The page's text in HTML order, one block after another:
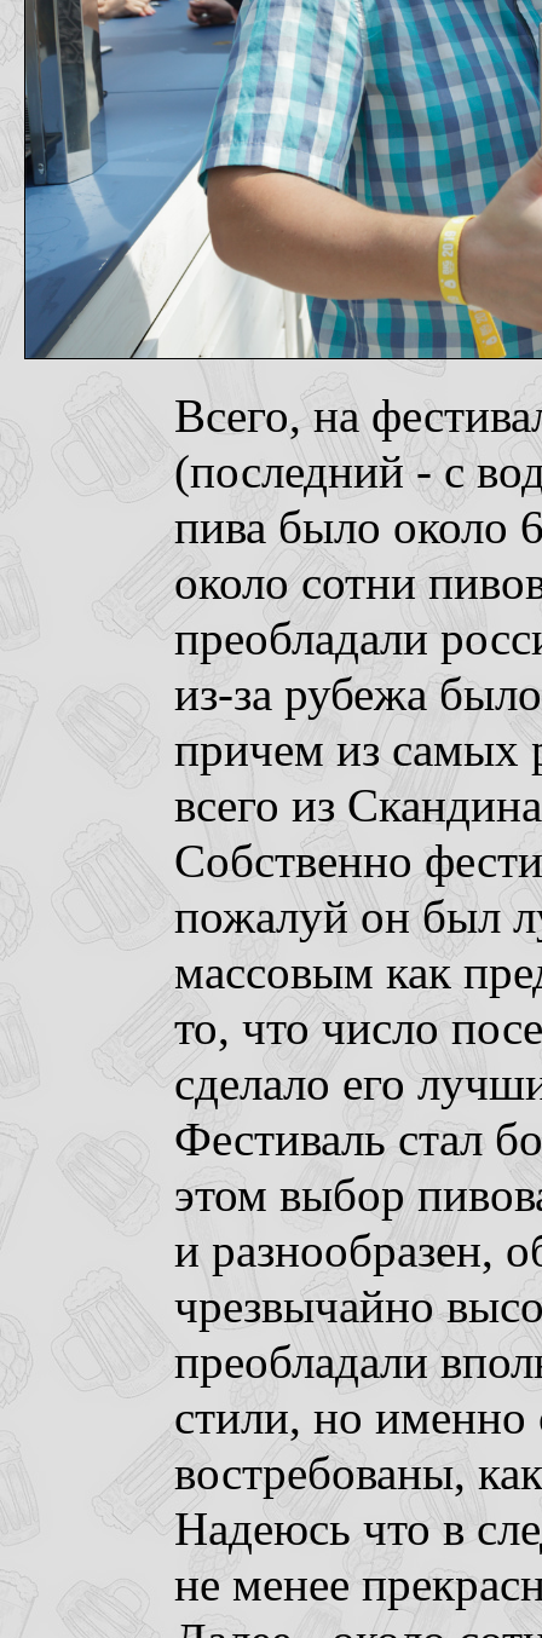
Всего, на
(последний - с
пива было около
около сотни
преобладали
из-за рубежа
причем из самых
всего из
Собственно
пожалуй он был
массовым как
то, что число
сделало его
Фестиваль стал
этом выбор
и разнообразен,
чрезвычайно
преобладали
стили, но
востребованы,
Надеюсь что в
не менее